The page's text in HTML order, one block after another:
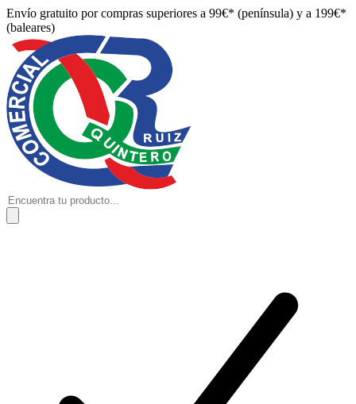
Envío gratuito por compras superiores a 99€* (península) y a 199€*
(baleares)